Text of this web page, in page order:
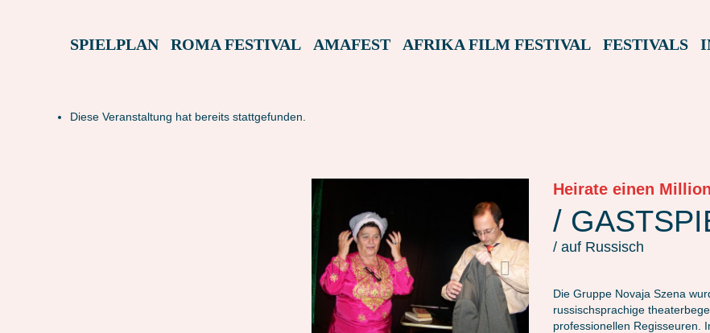
SPIELPLAN ROMA FESTIVAL AMAFEST AFRIKA FILM FESTIVAL FESTIVALS
Diese Veranstaltung hat bereits stattgefunden.
NOVAJA SZENA – HEIRATE EINEN
Heirate einen
/
/ auf Russisch
Die Gruppe Novaja Szena
russischsprachige
professionellen Regisseuren.